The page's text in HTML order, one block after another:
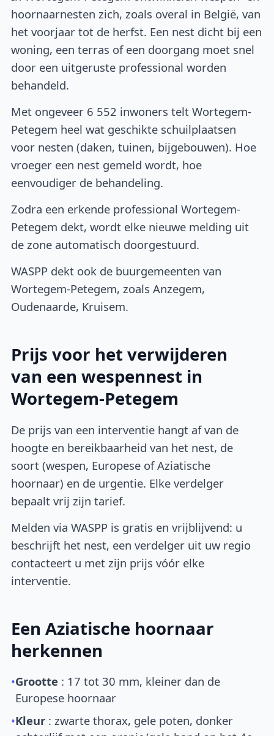
hoornaarnesten zich, zoals overal in België, van
het voorjaar tot de herfst. Een nest dicht bij een
woning, een terras of een doorgang moet snel
door een uitgeruste professional worden
behandeld.
Met ongeveer 6 552 inwoners telt Wortegem-
Petegem heel wat geschikte schuilplaatsen
voor nesten (daken, tuinen, bijgebouwen). Hoe
vroeger een nest gemeld wordt, hoe
eenvoudiger de behandeling.
Zodra een erkende professional Wortegem-
Petegem dekt, wordt elke nieuwe melding uit
de zone automatisch doorgestuurd.
WASPP dekt ook de buurgemeenten van
Wortegem-Petegem, zoals Anzegem,
Oudenaarde, Kruisem.
Prijs voor het verwijderen
van een wespennest in
Wortegem-Petegem
De prijs van een interventie hangt af van de
hoogte en bereikbaarheid van het nest, de
soort (wespen, Europese of Aziatische
hoornaar) en de urgentie. Elke verdelger
bepaalt vrij zijn tarief.
Melden via WASPP is gratis en vrijblijvend: u
beschrijft het nest, een verdelger uit uw regio
contacteert u met zijn prijs vóór elke
interventie.
Een Aziatische hoornaar
herkennen
•Grootte : 17 tot 30 mm, kleiner dan de
Europese hoornaar
•Kleur : zwarte thorax, gele poten, donker